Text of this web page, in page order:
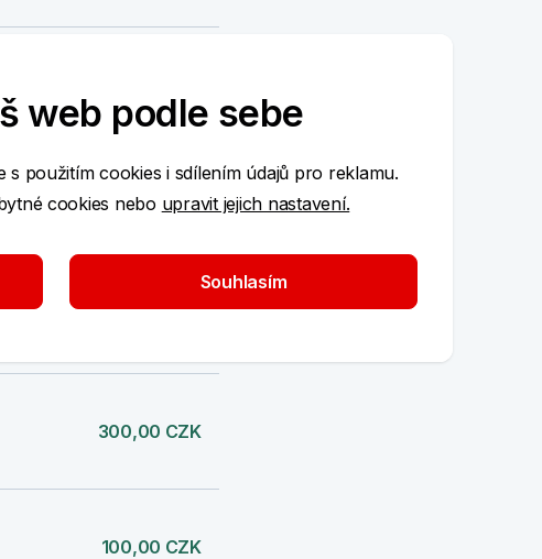
500,00 CZK
500,00 CZK
300,00 CZK
100,00 CZK
web podle sebe
s použitím cookies i sdílením údajů pro reklamu.
cookies nebo upravit jejich nastavení.
Souhlasím